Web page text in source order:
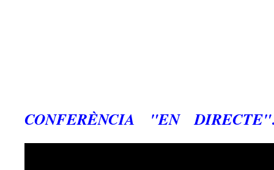
CONFERÈNCIA "EN